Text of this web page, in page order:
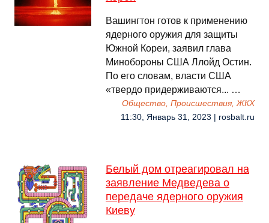
Вашингтон готов к применению
ядерного оружия для защиты
Южной Кореи, заявил глава
Минобороны США Ллойд Остин.
По его словам, власти США
«твердо придерживаются... …
Общество, Происшествия, ЖКХ
11:30, Январь 31, 2023 | rosbalt.ru
Белый дом отреагировал на
заявление Медведева о
передаче ядерного оружия
Киеву